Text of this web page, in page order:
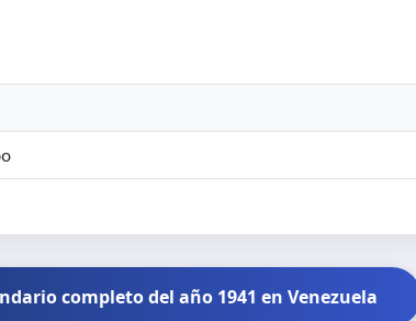
completo del año 1941 en Venezuela